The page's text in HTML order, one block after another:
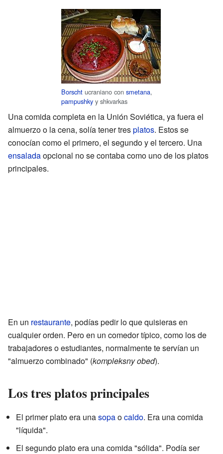
Borscht ucraniano con smetana,
pampushky y shkvarkas
Una comida completa en la Unión Soviética, ya fuera el
almuerzo o la cena, solía tener tresplatos. Estos se
conocían como el primero, el segundo y el tercero. Una
ensaladaopcional no se contaba como uno de los platos
principales.
En un restaurante, podías pedir lo que quisieras en
cualquier orden. Pero en un comedor típico, como los de
trabajadores o estudiantes, normalmente te servían un
"almuerzo combinado" (kompleksny obed).
Los tres platos principales
El primer plato era unasopaocaldo. Era una comida
"líquida".
El segundo plato era una comida "sólida". Podía ser